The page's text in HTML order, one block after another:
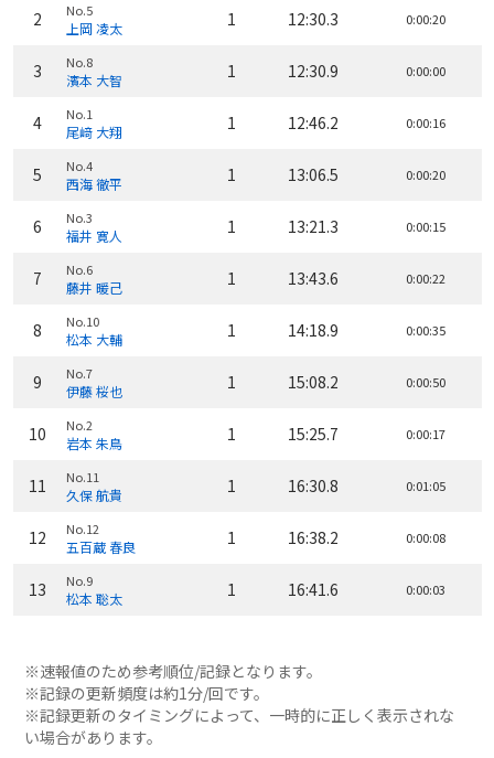
2 No.5
上岡 凌太 1 12:30.3 0:00:20
3 No.8
濱本 大智 1 12:30.9 0:00:00
4 No.1
尾﨑 大翔 1 12:46.2 0:00:16
5 No.4
西海 徹平 1 13:06.5 0:00:20
6 No.3
福井 寛人 1 13:21.3 0:00:15
7 No.6
藤井 暖己 1 13:43.6 0:00:22
8 No.10
松本 大輔 1 14:18.9 0:00:35
9 No.7
伊藤 桜也 1 15:08.2 0:00:50
10 No.2
岩本 朱鳥 1 15:25.7 0:00:17
11 No.11
久保 航貴 1 16:30.8 0:01:05
12 No.12
五百蔵 春良 1 16:38.2 0:00:08
13 No.9
松本 聡太 1 16:41.6 0:00:03
※速報値のため参考順位/記録となります。
※記録の更新頻度は約1分/回です。
※記録更新のタイミングによって、一時的に正しく表示されな
い場合があります。